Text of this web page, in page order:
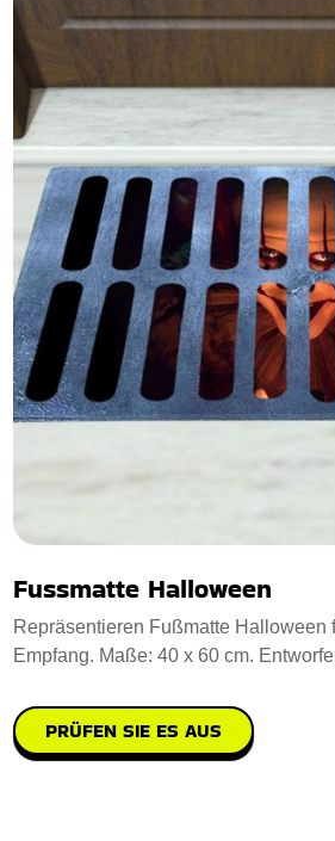
Fussmatte Halloween
Repräsentieren Fußmatte Halloween
Empfang. Maße: 40 x 60 cm.
PRÜFEN SIE ES AUS